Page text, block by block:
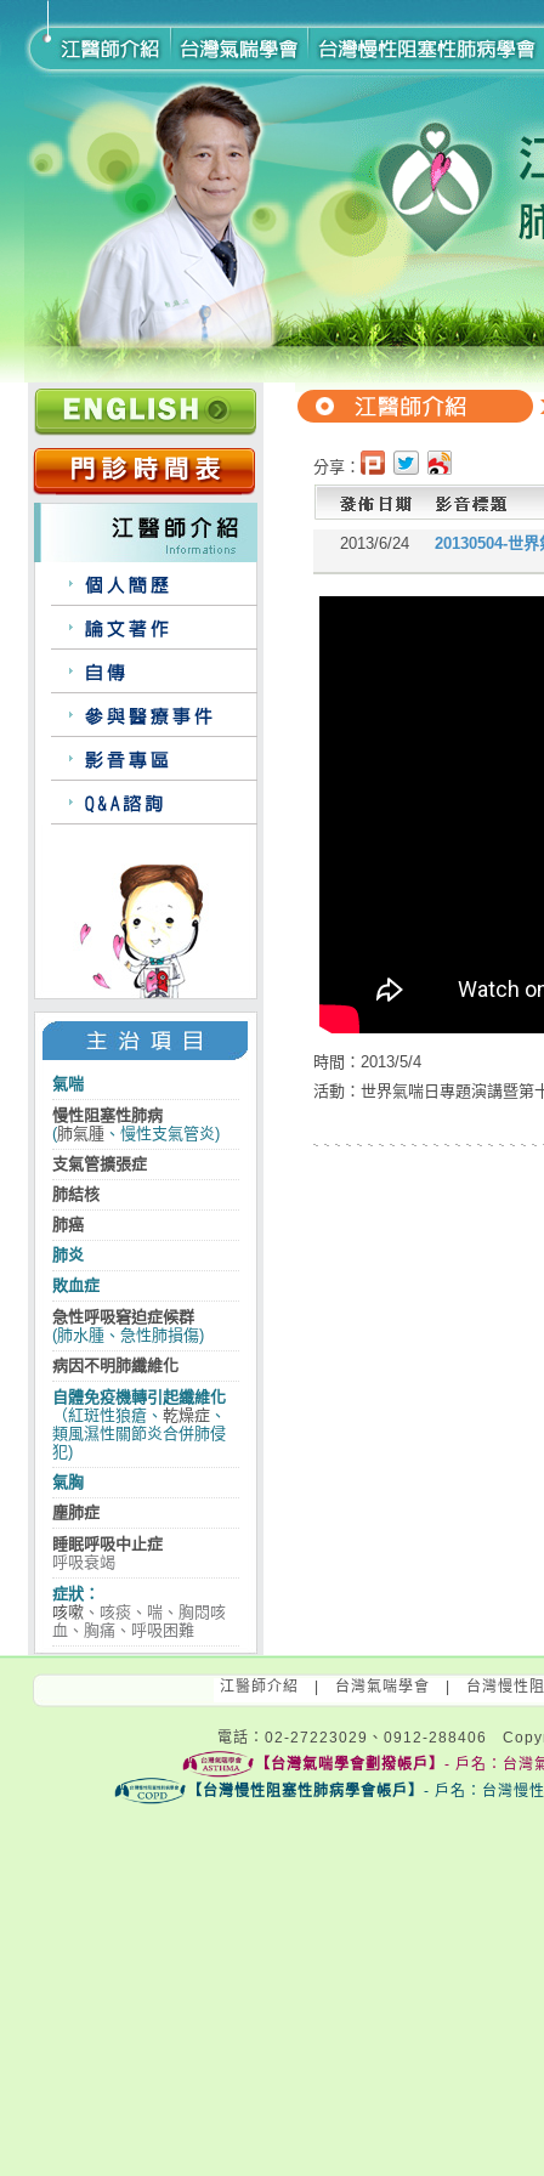
氣喘
慢性阻塞性肺病
(肺氣腫 、慢性支氣管炎)
支氣管擴張症
肺結核
肺癌
肺炎
敗血症
急性呼吸窘迫症候群
(肺水腫、急性肺損傷)
病因不明肺纖維化
自體免疫機轉引起纖維化
（紅斑性狼瘡、 乾燥症 、
類風濕性關節炎合併肺侵
犯)
氣胸
塵肺症
睡眠呼吸中止症
呼吸衰竭
症狀：
咳嗽 、咳痰、喘、胸悶咳
血、胸痛、呼吸困難
分享：
2013/6/24 20130504-世
時間：2013/5/4
活動：世界氣喘日專題演講暨第
江醫師介紹 台灣氣喘學會 台灣慢性
電話：02-27223029、0912-288406
【台灣氣喘學會劃撥帳戶】 - 戶名：台灣
【台灣慢性阻塞性肺病學會帳戶】 - 戶名：台灣慢